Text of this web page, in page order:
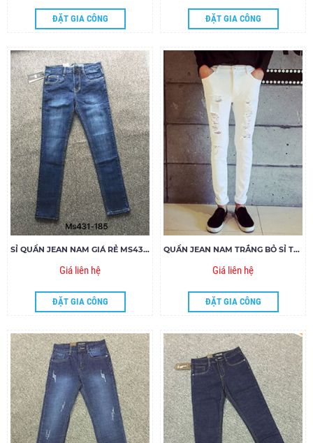
ĐẶT GIA CÔNG ĐẶT GIA CÔNG
SỈ QUẦN JEAN NAM GIÁ RẺ MS431-G185
Giá liên hệ
ĐẶT GIA CÔNG
QUẦN JEAN NAM TRẮNG BỎ SỈ TẠI XƯỞNG 09014
Giá liên hệ
ĐẶT GIA CÔNG